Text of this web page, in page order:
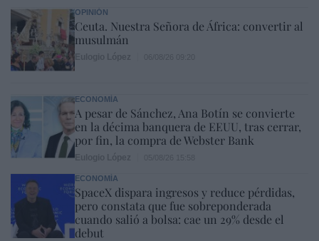
OPINIÓN
Ceuta. Nuestra Señora de África: convertir al
musulmán
ECONOMÍA
A pesar de Sánchez, Ana Botín se convierte
en la décima banquera de EEUU, tras cerrar,
por fin, la compra de Webster Bank
ECONOMÍA
SpaceX dispara ingresos y reduce pérdidas,
pero constata que fue sobreponderada
cuando salió a bolsa: cae un 29% desde el
debut